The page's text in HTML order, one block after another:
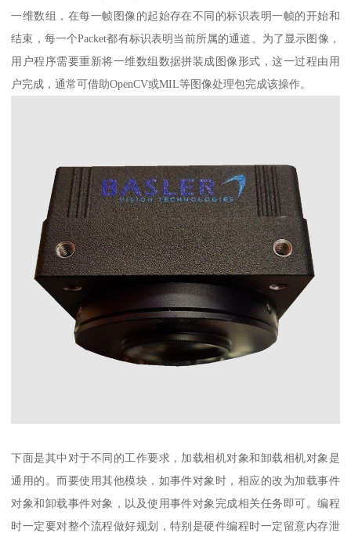
一维数组，在每一帧图像的起始存在不同的标识表明一帧的开始和
结束，每一个Packet都有标识表明当前所属的通道。为了显示图像，
用户程序需要重新将一维数组数据拼装成图像形式，这一过程由用
户完成，通常可借助OpenCV或MIL等图像处理包完成该操作。
下面是其中对于不同的工作要求，加载相机对象和卸载相机对象是
通用的。而要使用其他模块，如事件对象时，相应的改为加载事件
对象和卸载事件对象，以及使用事件对象完成相关任务即可。编程
时一定要对整个流程做好规划，特别是硬件编程时一定留意内存泄